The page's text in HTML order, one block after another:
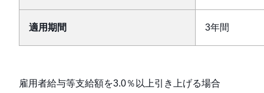
適用期間 3年間
雇用者給与等支給額を3.0％以上引き上げる場合